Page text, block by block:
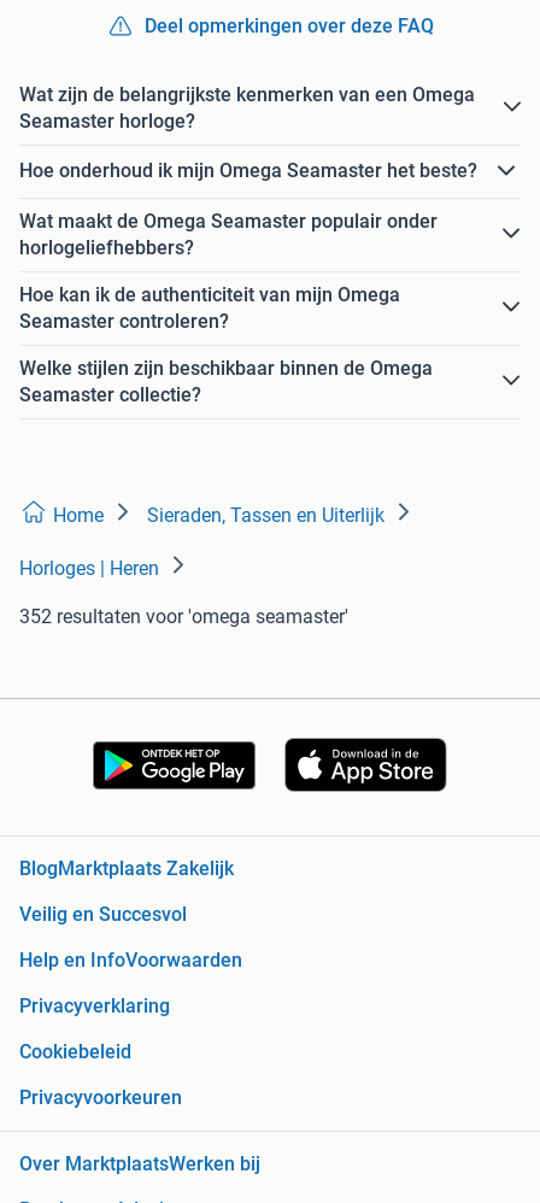
Deel opmerkingen over deze FAQ
Wat zijn de belangrijkste kenmerken van een Omega
Seamaster horloge?
Hoe onderhoud ik mijn Omega Seamaster het beste?
Wat maakt de Omega Seamaster populair onder
horlogeliefhebbers?
Hoe kan ik de authenticiteit van mijn Omega
Seamaster controleren?
Welke stijlen zijn beschikbaar binnen de Omega
Seamaster collectie?
Home Sieraden, Tassen en Uiterlijk
Horloges | Heren
352 resultaten voor 'omega seamaster'
BlogMarktplaats Zakelijk
Veilig en Succesvol
Help en InfoVoorwaarden
Privacyverklaring
Cookiebeleid
Privacyvoorkeuren
Over MarktplaatsWerken bij